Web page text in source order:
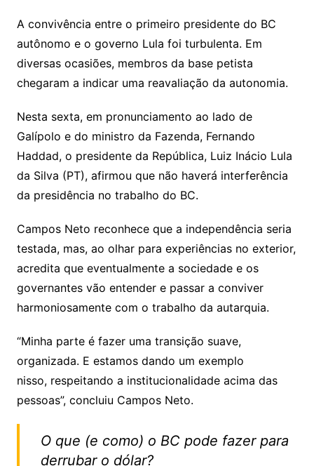
A convivência entre o primeiro presidente do BC
autônomo e o governo Lula foi turbulenta. Em
diversas ocasiões, membros da base petista
chegaram a indicar uma reavaliação da autonomia.
Nesta sexta, em pronunciamento ao lado de
Galípolo e do ministro da Fazenda, Fernando
Haddad, o presidente da República, Luiz Inácio Lula
da Silva (PT), afirmou que não haverá interferência
da presidência no trabalho do BC.
Campos Neto reconhece que a independência seria
testada, mas, ao olhar para experiências no exterior,
acredita que eventualmente a sociedade e os
governantes vão entender e passar a conviver
harmoniosamente com o trabalho da autarquia.
“Minha parte é fazer uma transição suave,
organizada. E estamos dando um exemplo
nisso, respeitando a institucionalidade acima das
pessoas”, concluiu Campos Neto.
O que (e como) o BC pode fazer para
derrubar o dólar?